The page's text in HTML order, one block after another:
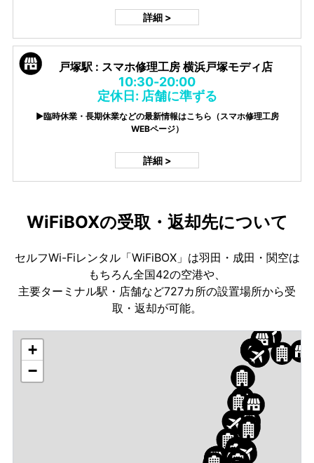
詳細 >
戸塚駅 : スマホ修理工房 横浜戸塚モディ店
10:30-20:00
定休日: 店舗に準ずる
▶臨時休業・長期休業などの最新情報はこちら（スマホ修理工房
WEBページ）
詳細 >
WiFiBOXの受取・返却先について
セルフWi-Fiレンタル「WiFiBOX」は羽田・成田・関空は
もちろん全国42の空港や、
主要ターミナル駅・店舗など727カ所の設置場所から受
取・返却が可能。
+
−